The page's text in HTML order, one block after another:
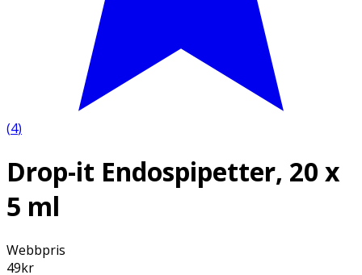
(4)
Drop-it Endospipetter, 20 x
5 ml
Webbpris
49kr